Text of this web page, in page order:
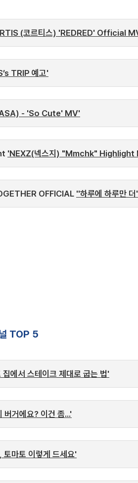
(코르티스) 'REDRED' Official
TRIP 예고'
- 'So Cute' MV'
'NEXZ(넥스지) "Mmchk" Highlight
OFFICIAL ''하루에 하루만
TOP 5
집에서 스테이크 제대로 굽는 법'
버거에요? 이건 좀...'
토마토 이렇게 드세요'